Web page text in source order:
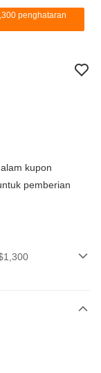
penghataran
kupon
pemberian